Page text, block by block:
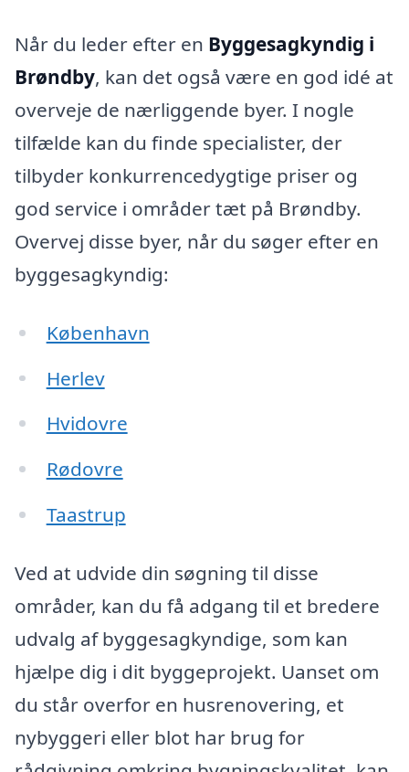
Når du leder efter en Byggesagkyndig i
Brøndby, kan det også være en god idé at
overveje de nærliggende byer. I nogle
tilfælde kan du finde specialister, der
tilbyder konkurrencedygtige priser og
god service i områder tæt på Brøndby.
Overvej disse byer, når du søger efter en
byggesagkyndig:
København
Herlev
Hvidovre
Rødovre
Taastrup
Ved at udvide din søgning til disse
områder, kan du få adgang til et bredere
udvalg af byggesagkyndige, som kan
hjælpe dig i dit byggeprojekt. Uanset om
du står overfor en husrenovering, et
nybyggeri eller blot har brug for